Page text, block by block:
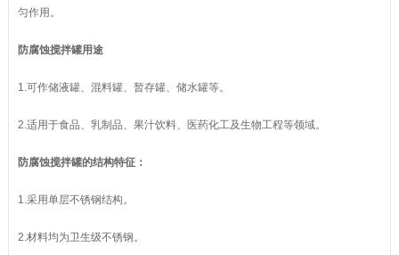
匀作用。
防腐蚀搅拌罐用途
1.可作储液罐、混料罐、暂存罐、储水罐等。
2.适用于食品、乳制品、果汁饮料、医药化工及生物工程等领域。
防腐蚀搅拌罐的结构特征：
1.采用单层不锈钢结构。
2.材料均为卫生级不锈钢。